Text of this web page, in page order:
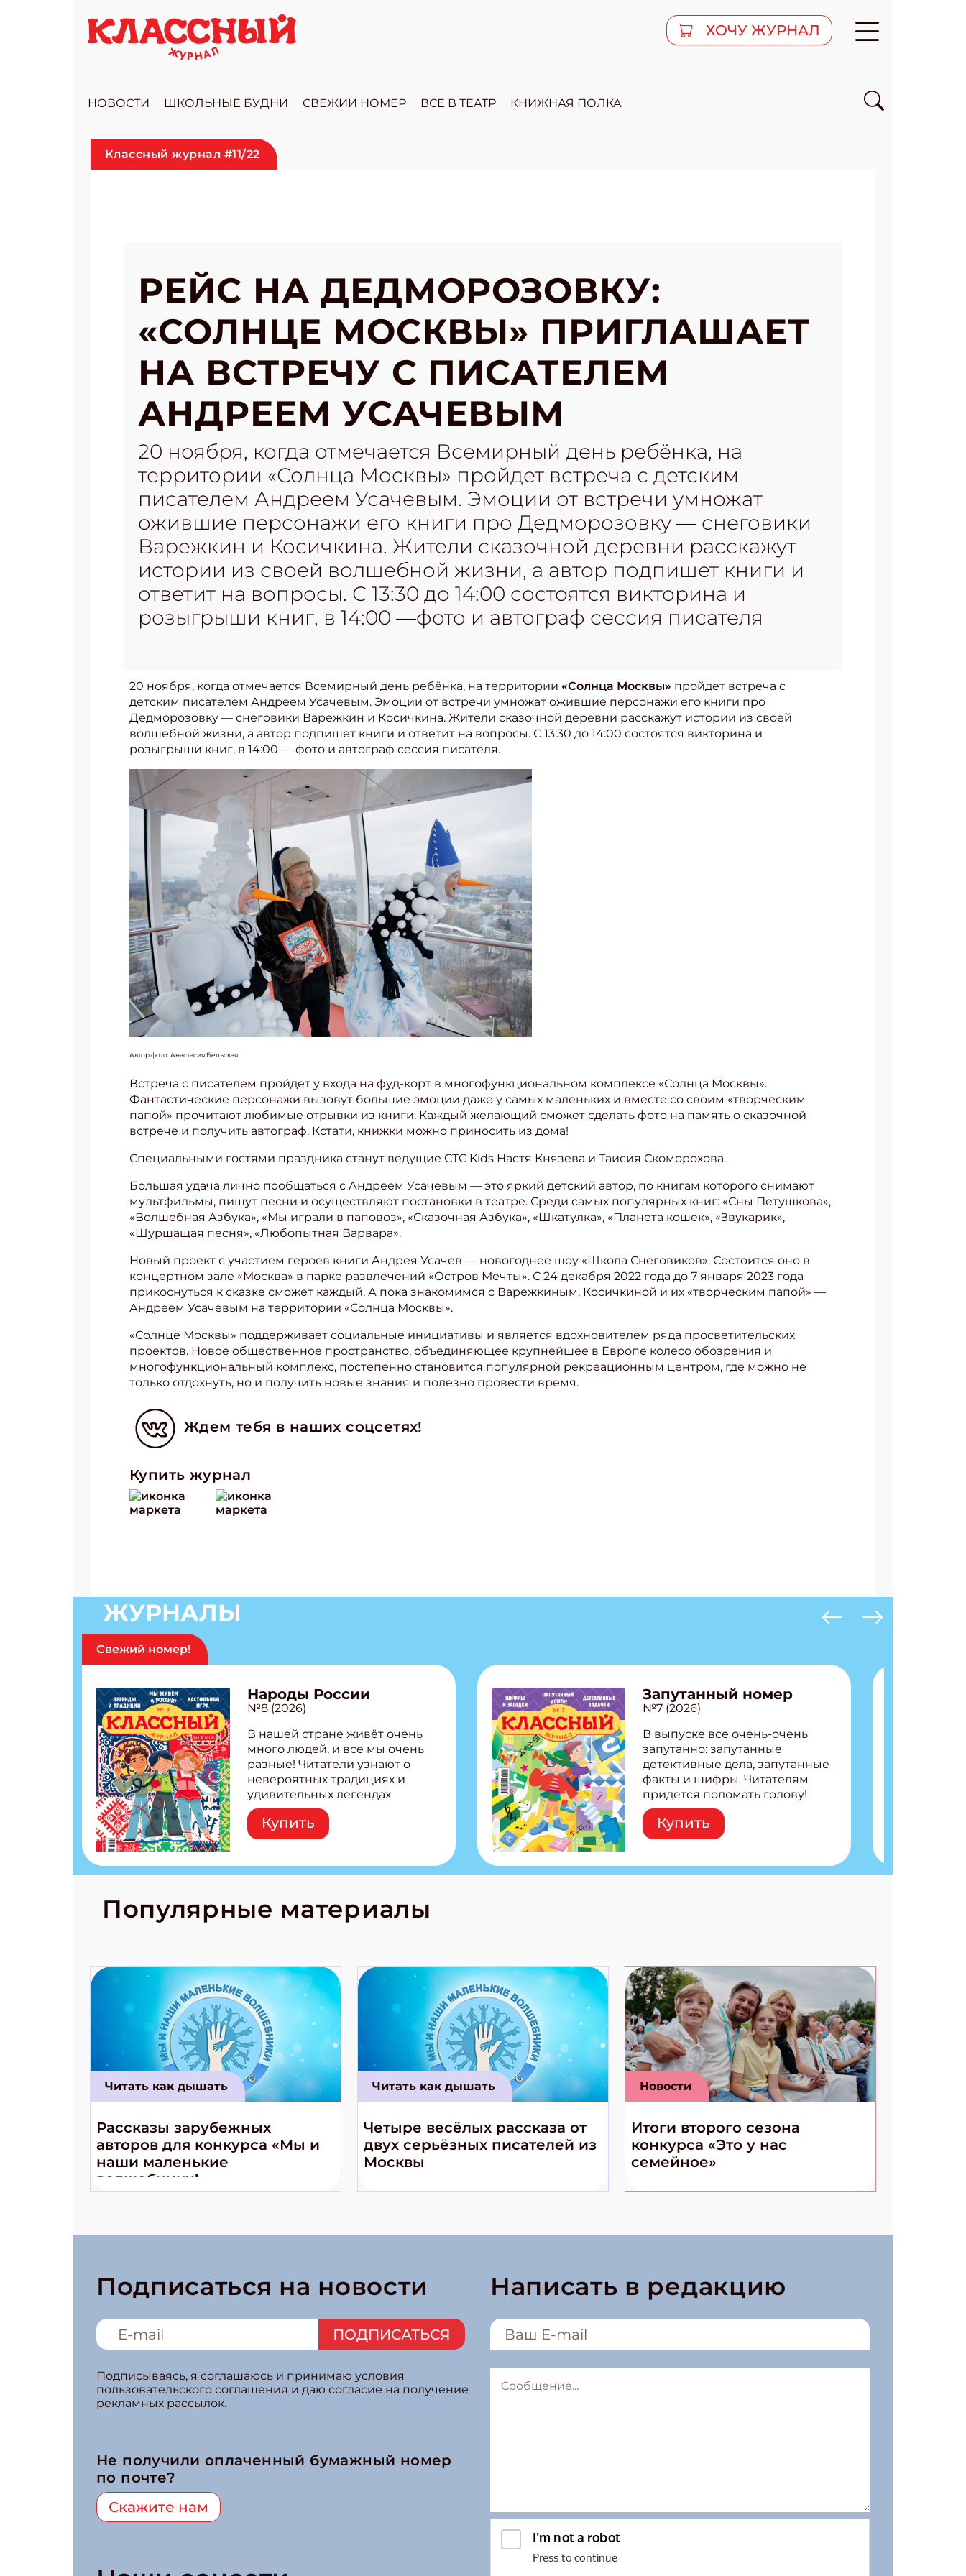
ХОЧУ ЖУРНАЛ
НОВОСТИ ШКОЛЬНЫЕ БУДНИ СВЕЖИЙ НОМЕР ВСЕ В ТЕАТР КНИЖНАЯ ПОЛКА
Классный журнал #11/22
РЕЙС НА ДЕДМОРОЗОВКУ:
«СОЛНЦЕ МОСКВЫ» ПРИГЛАШАЕТ
НА ВСТРЕЧУ С ПИСАТЕЛЕМ
АНДРЕЕМ УСАЧЕВЫМ
20 ноября, когда отмечается Всемирный день ребёнка, на
территории «Солнца Москвы» пройдет встреча с детским
писателем Андреем Усачевым. Эмоции от встречи умножат
ожившие персонажи его книги про Дедморозовку — снеговики
Варежкин и Косичкина. Жители сказочной деревни расскажут
истории из своей волшебной жизни, а автор подпишет книги и
ответит на вопросы. С 13:30 до 14:00 состоятся викторина и
розыгрыши книг, в 14:00 —фото и автограф сессия писателя
20 ноября, когда отмечается Всемирный день ребёнка, на территории «Солнца Москвы» пройдет встреча с
детским писателем Андреем Усачевым. Эмоции от встречи умножат ожившие персонажи его книги про
Дедморозовку — снеговики Варежкин и Косичкина. Жители сказочной деревни расскажут истории из своей
волшебной жизни, а автор подпишет книги и ответит на вопросы. С 13:30 до 14:00 состоятся викторина и
розыгрыши книг, в 14:00 — фото и автограф сессия писателя.
Автор фото: Анастасия Бельская
Встреча с писателем пройдет у входа на фуд-корт в многофункциональном комплексе «Солнца Москвы».
Фантастические персонажи вызовут большие эмоции даже у самых маленьких и вместе со своим «творческим
папой» прочитают любимые отрывки из книги. Каждый желающий сможет сделать фото на память о сказочной
встрече и получить автограф. Кстати, книжки можно приносить из дома!
Специальными гостями праздника станут ведущие СТС Kids Настя Князева и Таисия Скоморохова.
Большая удача лично пообщаться с Андреем Усачевым — это яркий детский автор, по книгам которого снимают
мультфильмы, пишут песни и осуществляют постановки в театре. Среди самых популярных книг: «Сны Петушкова»,
«Волшебная Азбука», «Мы играли в паповоз», «Сказочная Азбука», «Шкатулка», «Планета кошек», «Звукарик»,
«Шуршащая песня», «Любопытная Варвара».
Новый проект с участием героев книги Андрея Усачев — новогоднее шоу «Школа Снеговиков». Состоится оно в
концертном зале «Москва» в парке развлечений «Остров Мечты». С 24 декабря 2022 года до 7 января 2023 года
прикоснуться к сказке сможет каждый. А пока знакомимся с Варежкиным, Косичкиной и их «творческим папой» —
Андреем Усачевым на территории «Солнца Москвы».
«Солнце Москвы» поддерживает социальные инициативы и является вдохновителем ряда просветительских
проектов. Новое общественное пространство, объединяющее крупнейшее в Европе колесо обозрения и
многофункциональный комплекс, постепенно становится популярной рекреационным центром, где можно не
только отдохнуть, но и получить новые знания и полезно провести время.
Ждем тебя в наших соцсетях!
Купить журнал
ЖУРНАЛЫ
Свежий номер!
Народы России
№8 (2026)
В нашей стране живёт очень
много людей, и все мы очень
разные! Читатели узнают о
невероятных традициях и
удивительных легендах
народов России! Внутри:
Легенды татар, башкир и
бурятов Настольная игра
странные слова Традиционные
космические приключения!
Купить
Запутанный номер
№7 (2026)
В выпуске все очень-очень
запутанно: запутанные
детективные дела, запутанные
факты и шифры. Читателям
придется поломать голову!
Внутри: Шифры и
расшифровки Плетем
запутанные поделки
Ищем коды 3 комикса
Купить
Популярные материалы
Читать как дышать
Рассказы зарубежных
авторов для конкурса «Мы и
наши маленькие
волшебники!»
Читать как дышать
Четыре весёлых рассказа от
двух серьёзных писателей из
Москвы
Новости
Итоги второго сезона
конкурса «Это у нас
семейное»
Подписаться на новости
ПОДПИСАТЬСЯ
Подписываясь, я соглашаюсь и принимаю условия
пользовательского соглашения и даю согласие на получение
рекламных рассылок.
Не получили оплаченный бумажный номер
по почте?
Скажите нам
Написать в редакцию